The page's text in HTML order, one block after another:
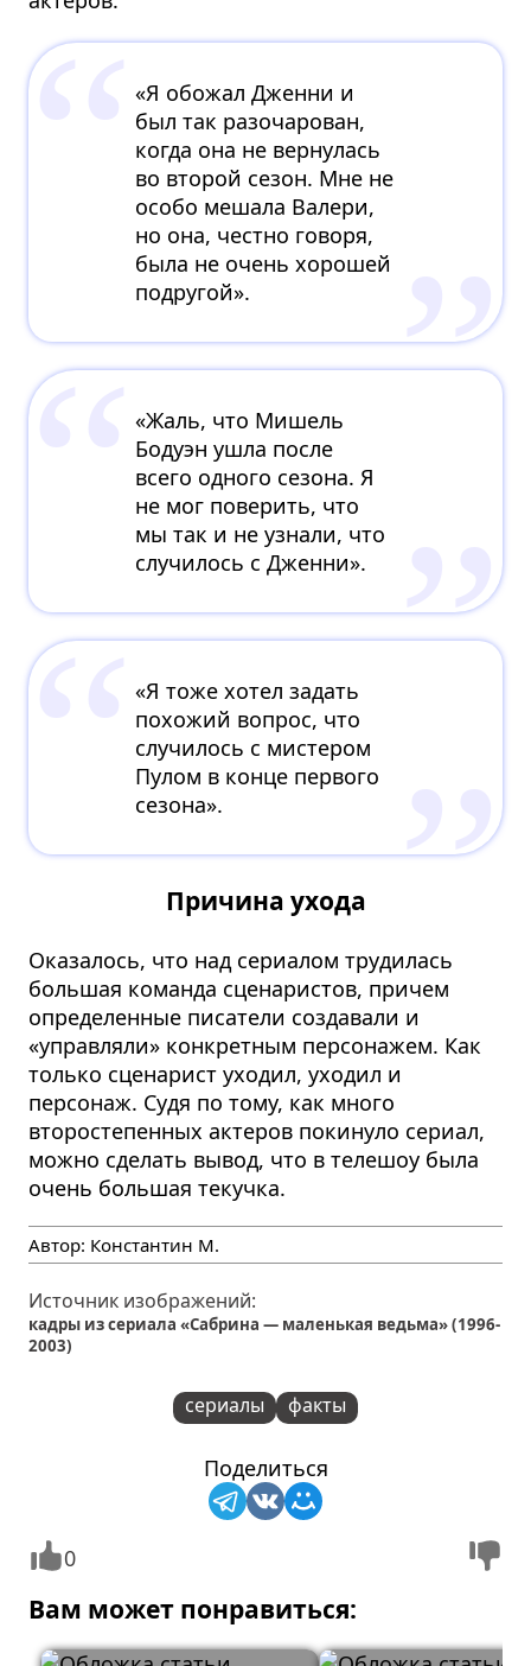
«Я обожал Дженни и
был так разочарован,
когда она не вернулась
во второй сезон. Мне не
особо мешала Валери,
но она, честно говоря,
была не очень хорошей
подругой».
«Жаль, что Мишель
Бодуэн ушла после
всего одного сезона. Я
не мог поверить, что
мы так и не узнали, что
случилось с Дженни».
«Я тоже хотел задать
похожий вопрос, что
случилось с мистером
Пулом в конце первого
сезона».
Причина ухода
Оказалось, что над сериалом трудилась
большая команда сценаристов, причем
определенные писатели создавали и
«управляли» конкретным персонажем. Как
только сценарист уходил, уходил и
персонаж. Судя по тому, как много
второстепенных актеров покинуло сериал,
можно сделать вывод, что в телешоу была
очень большая текучка.
Автор: Константин М.
Источник изображений:
кадры из сериала «Сабрина — маленькая ведьма» (1996-
2003)
сериалы факты
Поделиться
0
Вам может понравиться: